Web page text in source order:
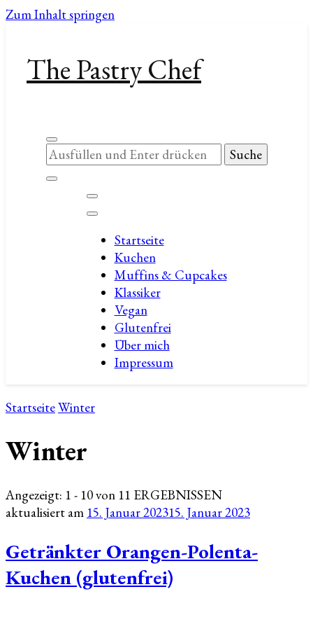
Zum Inhalt springen
The Pastry Chef
Suchst
du
nach
Startseite
Kuchen
Muffins & Cupcakes
Klassiker
Vegan
Glutenfrei
Über mich
Impressum
StartseiteWinter
Winter
Angezeigt: 1 - 10 von 11 ERGEBNISSEN
aktualisiert am 15. Januar 202315. Januar 2023
Getränkter Orangen-Polenta-
Kuchen (glutenfrei)